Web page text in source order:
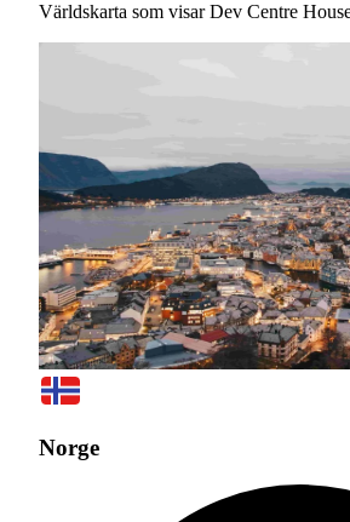
Världskarta som visar Dev Centre
Norge